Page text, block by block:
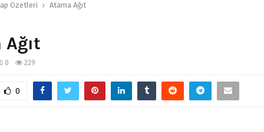
Özetleri Atama Ağıt
0 229
0